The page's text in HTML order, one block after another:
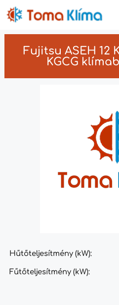
Fujitsu ASEH 12
KGCG
Hűtőteljesítmény (kW):
Fűtőteljesítmény (kW):